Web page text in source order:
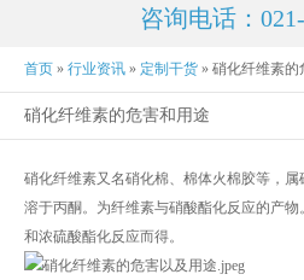
咨询电话：
首页 » 行业资讯 » 定制干货 » 硝化纤维素的
硝化纤维素的危害和用途
硝化纤维素又名硝化棉、棉体火棉胶等，属
溶于丙酮。为纤维素与硝酸酯化反应的产
和浓硫酸酯化反应而得。